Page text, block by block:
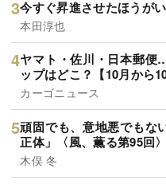
今すぐ昇進させたほうが
本田淳也
ヤマト・佐川・日本郵便
ップはどこ？【10月から
カーゴニュース
頑固でも、意地悪でも
正体」〈風、薫る第95回〉
木俣 冬